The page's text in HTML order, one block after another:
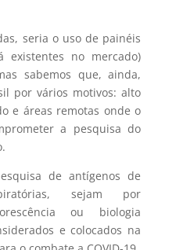
seria o uso de painéis
existentes no mercado)
sabemos que, ainda,
por vários motivos: alto
e áreas remotas onde o
a pesquisa do
de antígenos de
sejam por
ou biologia
e colocados na